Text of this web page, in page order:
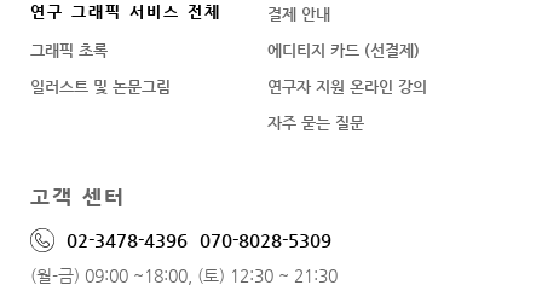
연구 그래픽 서비스 전체
그래픽 초록
일러스트 및 논문그림
결제 안내
에디티지 카드 (선결제)
연구자 지원 온라인 강의
자주 묻는 질문
고객 센터
02-3478-4396 070-8028-5309
(월-금) 09:00 ~18:00, (토) 12:30 ~ 21:30